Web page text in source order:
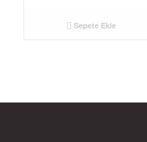
Sepete Ekle